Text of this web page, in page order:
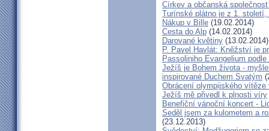
Církev a občanská
Turínské plátno je z 1.
Nákup v Bille (19.02.2014)
Cesta do Alp (14.02.2014)
Darované květiny (13.02.2014)
P. Pavel Havlát: Kněžství je
Passoliniho Evangelium
Ježíš je Bohem života -
inspirované Duchem Svatým
Obrácení olympijského vítěze
Ježíš mě přivedl k plnosti víry
Benefiční vánoční koncert -
Seděl jsem za kulometem a
(23.12.2013)